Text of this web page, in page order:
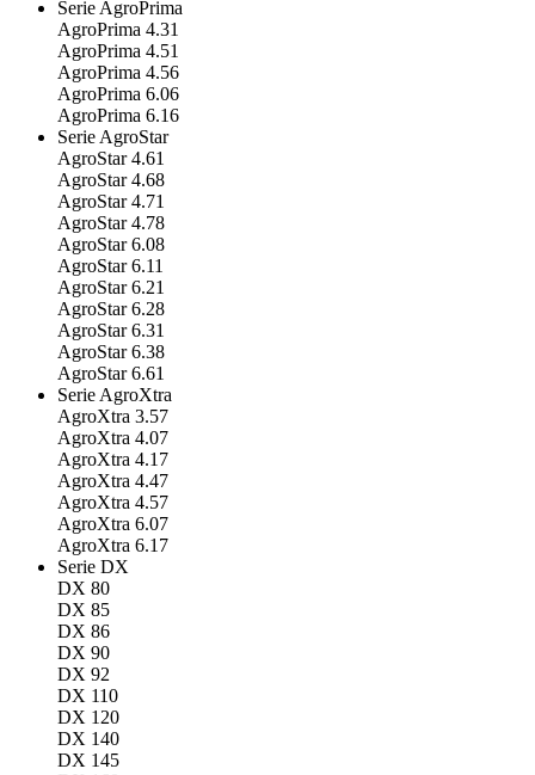
Serie AgroPrima
AgroPrima 4.31
AgroPrima 4.51
AgroPrima 4.56
AgroPrima 6.06
AgroPrima 6.16
Serie AgroStar
AgroStar 4.61
AgroStar 4.68
AgroStar 4.71
AgroStar 4.78
AgroStar 6.08
AgroStar 6.11
AgroStar 6.21
AgroStar 6.28
AgroStar 6.31
AgroStar 6.38
AgroStar 6.61
Serie AgroXtra
AgroXtra 3.57
AgroXtra 4.07
AgroXtra 4.17
AgroXtra 4.47
AgroXtra 4.57
AgroXtra 6.07
AgroXtra 6.17
Serie DX
DX 80
DX 85
DX 86
DX 90
DX 92
DX 110
DX 120
DX 140
DX 145